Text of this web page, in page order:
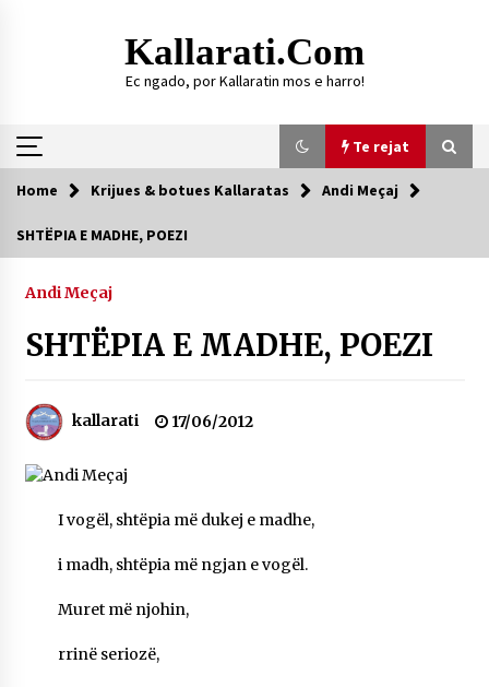
Kallarati.com
Ec ngado, por Kallaratin mos e harro!
Te rejat
Te rejat
SHOQATËS “KALLARATI”
Gazeta Kallarati nr. 118
SI U ARRIT TË REALIZOHEJ PERLA FOLKLORIKE
“JANINËS Ç’I PANË SYTË”
06/06/2026
NË KALLARAT, NË “FSHATIN E DJEGUR” U
ZHVILLUA EDICIONI I TRETË I PIKNIKU
26/05/2026
Gazeta Kallarati nr. 117
Home Krijues & botues Kallaratas Andi Meçaj
SHTËPIA E MADHE, POEZI
Andi Meçaj
SHTËPIA E MADHE, POEZI
kallarati 17/06/2012
I vogël, shtëpia më dukej e madhe,
i madh, shtëpia më ngjan e vogël.
Muret më njohin,
rrinë seriozë,